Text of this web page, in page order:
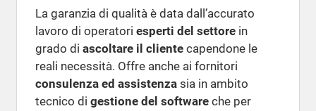
La garanzia di qualità è data dall’accurato
lavoro di operatori esperti del settorein
grado di ascoltare il clientecapendone le
reali necessità. Offre anche ai fornitori
consulenza ed assistenzasia in ambito
tecnico di gestione del softwareche per